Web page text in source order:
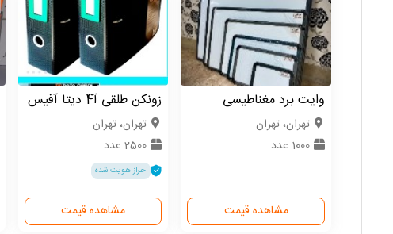
وایت برد مغناطیسی
تهران، تهران
1000 عدد
مشاهده قیمت
زونکن طلقی آ4 دیتا آفیس
تهران، تهران
2500 عدد
احراز هویت شده
مشاهده قیمت